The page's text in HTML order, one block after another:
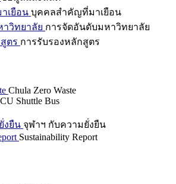
เยือน บุคคลสำคัญที่มาเยือน
วิทยาลัย การจัดอันดับมหาวิทยาลัย
ตร การรับรองหลักสูตร
Chula Zero Waste
CU Shuttle Bus
งยืน จุฬาฯ กับความยั่งยืน
Sustainability Report